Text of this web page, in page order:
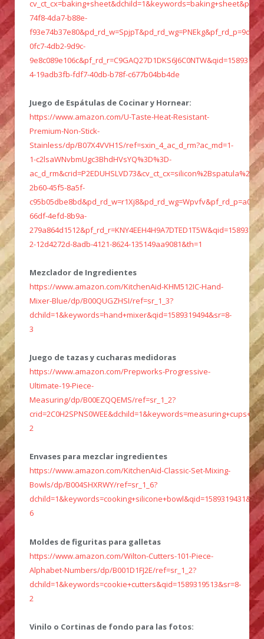
74f8-4da7-b88e-
0fc7-4db2-9d9c-
4-19adb3fb-fdf7-40db-b78f-c677b04bb4de
Juego de Espátulas de Cocinar y Hornear:
https://www.amazon.com/U-Taste-Heat-Resistant-
Premium-Non-Stick-
Stainless/dp/B07X4VVH1S/ref=sxin_4_ac_d_rm?ac_md=1-
1-c2lsaWNvbmUgc3BhdHVsYQ%3D%3D-
2b60-45f5-8a5f-
66df-4efd-8b9a-
2-12d4272d-8adb-4121-8624-135149aa9081&th=1
Mezclador de Ingredientes
https://www.amazon.com/KitchenAid-KHM512IC-Hand-
Mixer-Blue/dp/B00QUGZHSI/ref=sr_1_3?
dchild=1&keywords=hand+mixer&qid=1589319494&sr=8-
3
Juego de tazas y cucharas medidoras
https://www.amazon.com/Prepworks-Progressive-
Ultimate-19-Piece-
Measuring/dp/B00EZQQEMS/ref=sr_1_2?
2
Envases para mezclar ingredientes
https://www.amazon.com/KitchenAid-Classic-Set-Mixing-
Bowls/dp/B004SHXRWY/ref=sr_1_6?
6
Moldes de figuritas para galletas
https://www.amazon.com/Wilton-Cutters-101-Piece-
Alphabet-Numbers/dp/B001D1FJ2E/ref=sr_1_2?
dchild=1&keywords=cookie+cutters&qid=1589319513&sr=8-
2
Vinilo o Cortinas de fondo para las fotos: